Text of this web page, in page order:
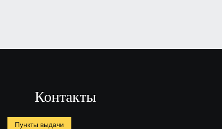
Контакты
Пункты выдачи